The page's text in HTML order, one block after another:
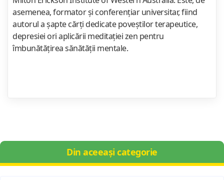
asemenea, formator şi conferenţiar universitar, fiind
autorul a şapte cărţi dedicate poveştilor terapeutice,
depresiei ori aplicării meditaţiei zen pentru
îmbunătăţirea sănătăţii mentale.
Din aceeași categorie